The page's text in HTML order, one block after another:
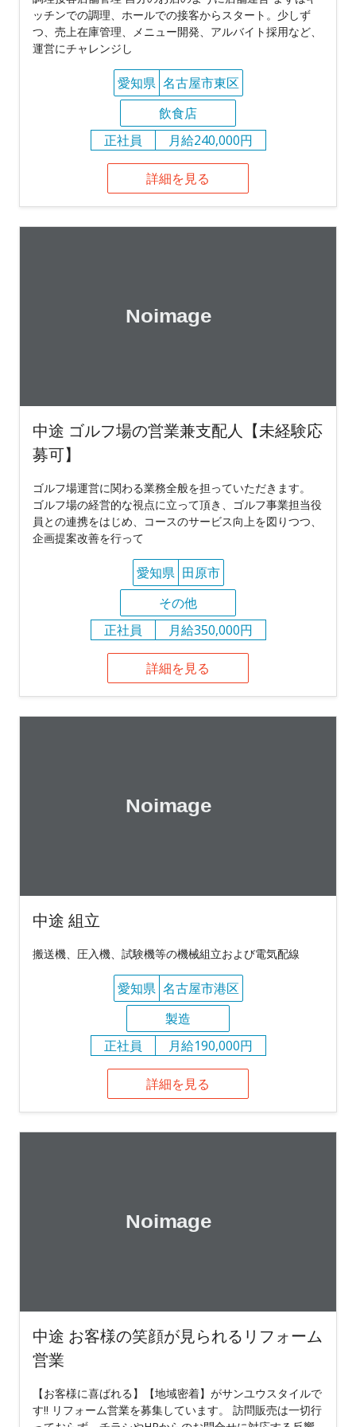
ッチンでの調理、ホールでの接客からスタート。少しず
つ、売上在庫管理、メニュー開発、アルバイト採用など、
運営にチャレンジし
愛知県 名古屋市東区
飲食店
正社員
月給240,000円
詳細を見る
中途 ゴルフ場の営業兼支配人【未経験応
募可】
ゴルフ場運営に関わる業務全般を担っていただきます。
ゴルフ場の経営的な視点に立って頂き、ゴルフ事業担当役
員との連携をはじめ、コースのサービス向上を図りつつ、
企画提案改善を行って
愛知県 田原市
その他
正社員
月給350,000円
詳細を見る
中途 組立
搬送機、圧入機、試験機等の機械組立および電気配線
愛知県 名古屋市港区
製造
正社員
月給190,000円
詳細を見る
中途 お客様の笑顔が見られるリフォーム
営業
【お客様に喜ばれる】【地域密着】がサンユウスタイルで
す‼︎ リフォーム営業を募集しています。 訪問販売は一切行